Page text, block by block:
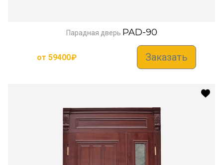
Парадная дверь PAD-90
от 59400₽ Заказать